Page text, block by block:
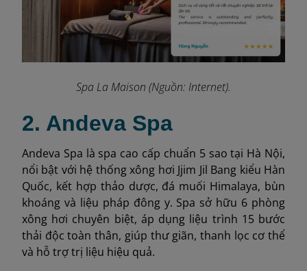
Spa La Maison (Nguồn: Internet).
2. Andeva Spa
Andeva Spa là spa cao cấp chuẩn 5 sao tại Hà Nội,
nổi bật với hệ thống xông hơi Jjim Jil Bang kiểu Hàn
Quốc, kết hợp thảo dược, đá muối Himalaya, bùn
khoáng và liệu pháp đông y. Spa sở hữu 6 phòng
xông hơi chuyên biệt, áp dụng liệu trình 15 bước
thải độc toàn thân, giúp thư giãn, thanh lọc cơ thể
và hỗ trợ trị liệu hiệu quả.